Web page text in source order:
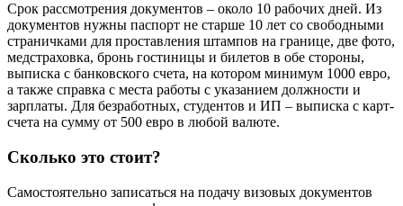
Срок рассмотрения документов – около 10 рабочих дней. Из
документов нужны паспорт не старше 10 лет со свободными
страничками для проставления штампов на границе, две фото,
медстраховка, бронь гостиницы и билетов в обе стороны,
выписка с банковского счета, на котором минимум 1000 евро,
а также справка с места работы с указанием должности и
зарплаты. Для безработных, студентов и ИП – выписка с карт-
счета на сумму от 500 евро в любой валюте.
Сколько это стоит?
Самостоятельно записаться на подачу визовых документов